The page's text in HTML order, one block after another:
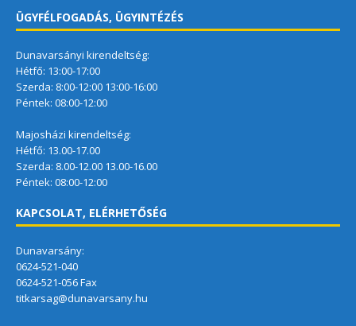
ÜGYFÉLFOGADÁS, ÜGYINTÉZÉS
Dunavarsányi kirendeltség:
Hétfő: 13:00-17:00
Szerda: 8:00-12:00 13:00-16:00
Péntek: 08:00-12:00
Majosházi kirendeltség:
Hétfő: 13.00-17.00
Szerda: 8.00-12.00 13.00-16.00
Péntek: 08:00-12:00
KAPCSOLAT, ELÉRHETŐSÉG
Dunavarsány:
0624-521-040
0624-521-056 Fax
titkarsag@dunavarsany.hu